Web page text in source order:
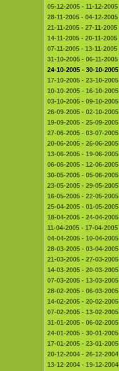
05-12-2005 - 11-12-2005
28-11-2005 - 04-12-2005
21-11-2005 - 27-11-2005
14-11-2005 - 20-11-2005
07-11-2005 - 13-11-2005
31-10-2005 - 06-11-2005
24-10-2005 - 30-10-2005
17-10-2005 - 23-10-2005
10-10-2005 - 16-10-2005
03-10-2005 - 09-10-2005
26-09-2005 - 02-10-2005
19-09-2005 - 25-09-2005
27-06-2005 - 03-07-2005
20-06-2005 - 26-06-2005
13-06-2005 - 19-06-2005
06-06-2005 - 12-06-2005
30-05-2005 - 05-06-2005
23-05-2005 - 29-05-2005
16-05-2005 - 22-05-2005
25-04-2005 - 01-05-2005
18-04-2005 - 24-04-2005
11-04-2005 - 17-04-2005
04-04-2005 - 10-04-2005
28-03-2005 - 03-04-2005
21-03-2005 - 27-03-2005
14-03-2005 - 20-03-2005
07-03-2005 - 13-03-2005
28-02-2005 - 06-03-2005
14-02-2005 - 20-02-2005
07-02-2005 - 13-02-2005
31-01-2005 - 06-02-2005
24-01-2005 - 30-01-2005
17-01-2005 - 23-01-2005
20-12-2004 - 26-12-2004
13-12-2004 - 19-12-2004